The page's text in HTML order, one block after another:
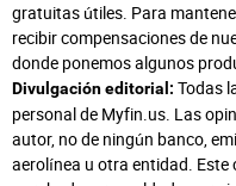
gratuitas útiles. Para
recibir compensaciones de
donde ponemos algunos
Divulgación editorial: Todas
personal de Myfin.us. Las
autor, no de ningún banco,
aerolínea u otra entidad.